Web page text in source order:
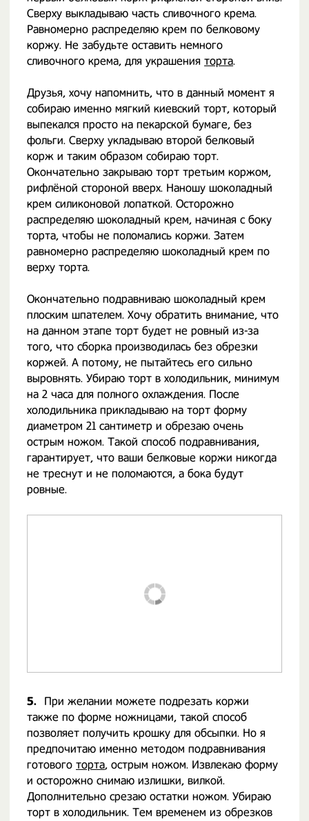
Сверху выкладываю часть сливочного крема.
Равномерно распределяю крем по белковому
коржу. Не забудьте оставить немного
сливочного крема, для украшения торта.
Друзья, хочу напомнить, что в данный момент я
собираю именно мягкий киевский торт, который
выпекался просто на пекарской бумаге, без
фольги. Сверху укладываю второй белковый
корж и таким образом собираю торт.
Окончательно закрываю торт третьим коржом,
рифлёной стороной вверх. Наношу шоколадный
крем силиконовой лопаткой. Осторожно
распределяю шоколадный крем, начиная с боку
торта, чтобы не поломались коржи. Затем
равномерно распределяю шоколадный крем по
верху торта.
Окончательно подравниваю шоколадный крем
плоским шпателем. Хочу обратить внимание, что
на данном этапе торт будет не ровный из-за
того, что сборка производилась без обрезки
коржей. А потому, не пытайтесь его сильно
выровнять. Убираю торт в холодильник, минимум
на 2 часа для полного охлаждения. После
холодильника прикладываю на торт форму
диаметром 21 сантиметр и обрезаю очень
острым ножом. Такой способ подравнивания,
гарантирует, что ваши белковые коржи никогда
не треснут и не поломаются, а бока будут
ровные.
5.
При желании можете подрезать коржи
также по форме ножницами, такой способ
позволяет получить крошку для обсыпки. Но я
предпочитаю именно методом подравнивания
готового торта, острым ножом. Извлекаю форму
и осторожно снимаю излишки, вилкой.
Дополнительно срезаю остатки ножом. Убираю
торт в холодильник. Тем временем из обрезков